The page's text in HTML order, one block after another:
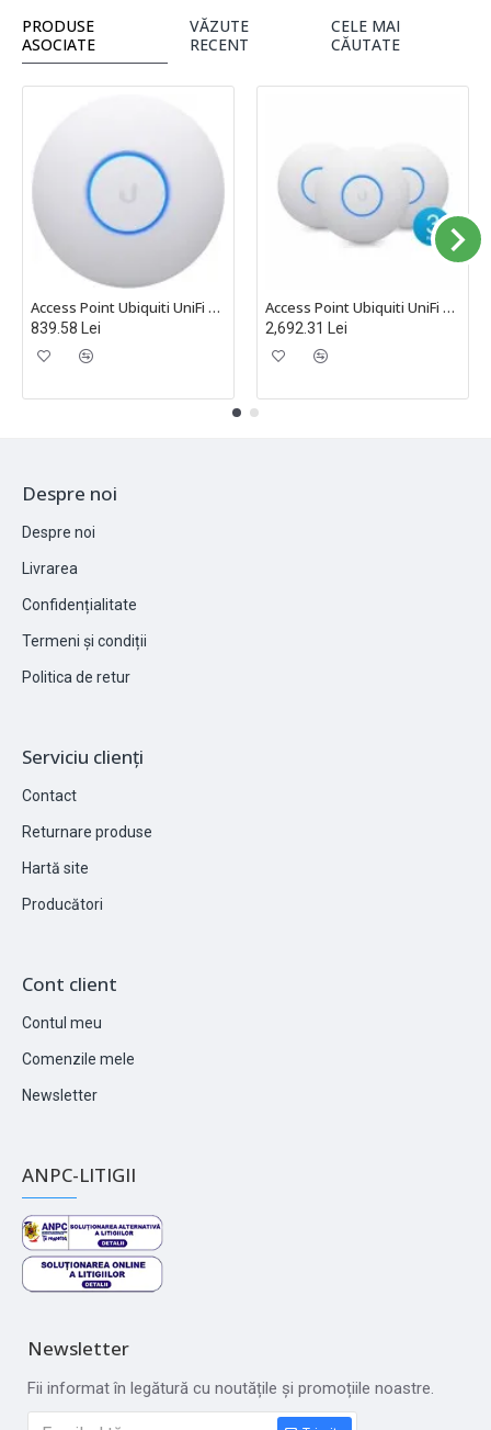
PRODUSE
ASOCIATE
VĂZUTE
RECENT
CELE MAI
CĂUTATE
Access Point Ubiquiti UniFi nanoHD MU-MIMO, Wave 2, UAP-nanoHD
839.58 Lei
Access Point Ubiquiti UniFi nanoHD MU-MIMO, Wave 2, Pachet de 3 Bucăți, UAP-NANOHD-3
2,692.31 Lei
Despre noi
Despre noi
Livrarea
Confidențialitate
Termeni și condiții
Politica de retur
Serviciu clienți
Contact
Returnare produse
Hartă site
Producători
Cont client
Contul meu
Comenzile mele
Newsletter
ANPC-LITIGII
Newsletter
Fii informat în legătură cu noutățile și promoțiile noastre.